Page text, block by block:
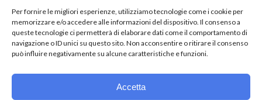
Per fornire le migliori esperienze, utilizziamo tecnologie come i cookie per
memorizzare e/o accedere alle informazioni del dispositivo. Il consenso a
queste tecnologie ci permetterà di elaborare dati come il comportamento di
navigazione o ID unici su questo sito. Non acconsentire o ritirare il consenso
può influire negativamente su alcune caratteristiche e funzioni.
Accetta
Chiusura per le Festività Pasquali
Successo a Torino per “Sette Spose per Sette Fratelli”: applausi anche per
Mattia De Gaetano
Classi coreografiche di Hip Hop con il maestro Giuseppe Pastore